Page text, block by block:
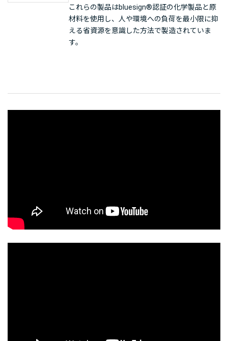
これらの製品はbluesign®認証の化学製品と原
材料を使用し、人や環境への負荷を最小限に抑
える省資源を意識した方法で製造されていま
す。